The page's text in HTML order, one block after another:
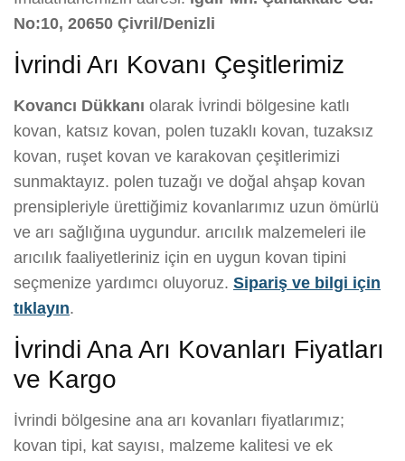
No:10, 20650 Çivril/Denizli
İvrindi Arı Kovanı Çeşitlerimiz
Kovancı Dükkanı olarak İvrindi bölgesine katlı
kovan, katsız kovan, polen tuzaklı kovan, tuzaksız
kovan, ruşet kovan ve karakovan çeşitlerimizi
sunmaktayız. polen tuzağı ve doğal ahşap kovan
prensipleriyle ürettiğimiz kovanlarımız uzun ömürlü
ve arı sağlığına uygundur. arıcılık malzemeleri ile
arıcılık faaliyetleriniz için en uygun kovan tipini
seçmenize yardımcı oluyoruz. Sipariş ve bilgi için
tıklayın.
İvrindi Ana Arı Kovanları Fiyatları
ve Kargo
İvrindi bölgesine ana arı kovanları fiyatlarımız;
kovan tipi, kat sayısı, malzeme kalitesi ve ek